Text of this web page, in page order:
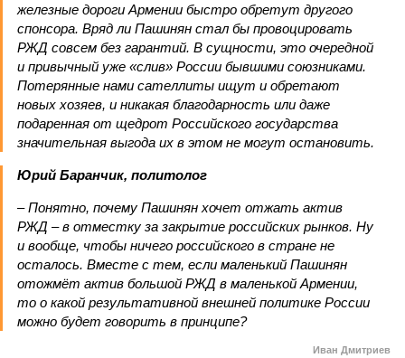
железные дороги Армении быстро обретут другого
спонсора. Вряд ли Пашинян стал бы провоцировать
РЖД совсем без гарантий. В сущности, это очередной
и привычный уже «слив» России бывшими союзниками.
Потерянные нами сателлиты ищут и обретают
новых хозяев, и никакая благодарность или даже
подаренная от щедрот Российского государства
значительная выгода их в этом не могут остановить.
Юрий Баранчик, политолог
– Понятно, почему Пашинян хочет отжать актив
РЖД – в отместку за закрытие российских рынков. Ну
и вообще, чтобы ничего российского в стране не
осталось. Вместе с тем, если маленький Пашинян
отожмёт актив большой РЖД в маленькой Армении,
то о какой результативной внешней политике России
можно будет говорить в принципе?
Иван Дмитриев